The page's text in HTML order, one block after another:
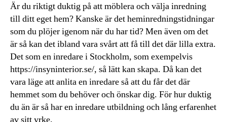
Är du riktigt duktig på att möblera och välja inredning
till ditt eget hem? Kanske är det heminredningstidningar
som du plöjer igenom när du har tid? Men även om det
är så kan det ibland vara svårt att få till det där lilla extra.
Det som en inredare i Stockholm, som exempelvis
https://insyninterior.se/, så lätt kan skapa. Då kan det
vara läge att anlita en inredare så att du får det där
hemmet som du behöver och önskar dig. För hur duktig
du än är så har en inredare utbildning och lång erfarenhet